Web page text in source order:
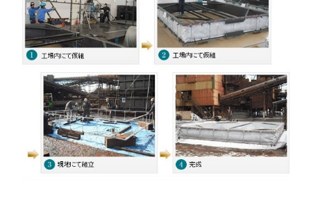
企業情報 Company
製品＆サービス Products&Service
研究開発 R&D
新着情報 News&Topics